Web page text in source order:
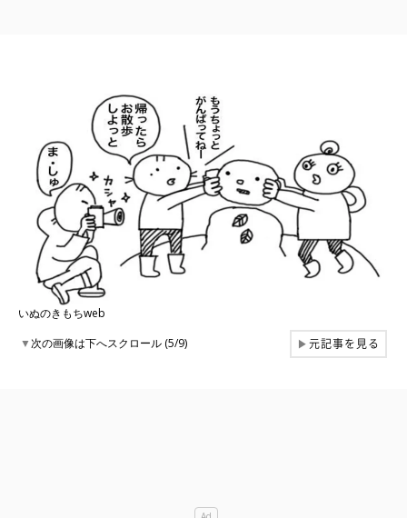
いぬのきもちweb
▼次の画像は下へスクロール (5/9) ▶元記事を見る